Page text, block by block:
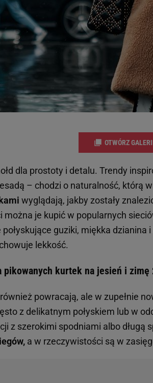
OTWÓRZ
dla prostoty i detalu. Trendy
– chodzi o naturalność, którą
wyglądają, jakby zostały
je kupić w popularnych
guziki, miękka dzianina
lekkość.
pikowanych kurtek na jesień i zimę
powracają, ale w zupełnie
z delikatnym połyskiem lub w
z szerokimi spodniami albo długą
a w rzeczywistości są w
i Agora S.A. możemy przetwarzać dane
geolokalizacyjnych. Aktywne
na urządzeniu lub dostęp do nich.
usług.
Lista Zaufanych Partnerów